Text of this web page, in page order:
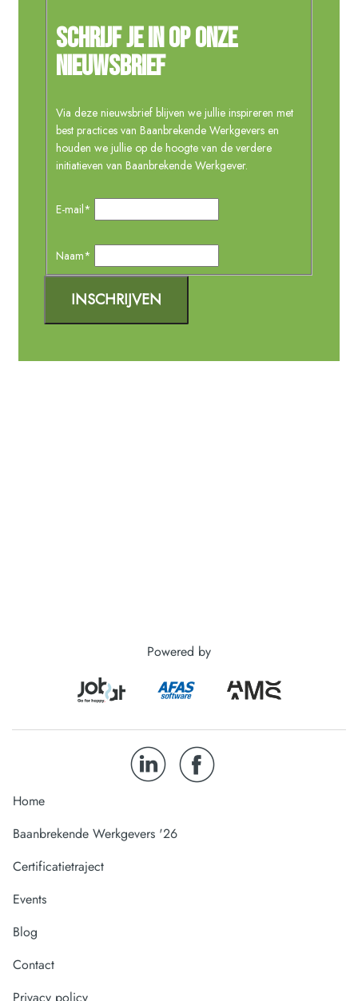
Powered by
Home
Baanbrekende Werkgevers '26
Certificatietraject
Events
Blog
Contact